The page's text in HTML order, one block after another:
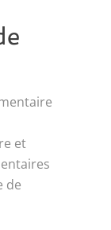
et
de